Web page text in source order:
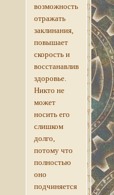
возможность
отражать
заклинания,
повышает
скорость и
восстанавливает
здоровье.
Никто не
может
носить его
слишком
долго,
потому что
полностью
оно
подчиняется